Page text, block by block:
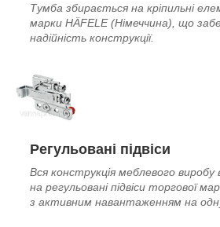
Тумба збирається на кріпильні
марки HÄFELE (Німеччина), що
надійність конструкції.
Регульовані підвіси
Вся конструкція меблевого
на регульовані підвіси торгової
з активним навантаженням на